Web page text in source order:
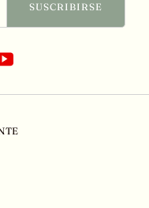
SUSCRIBIRSE